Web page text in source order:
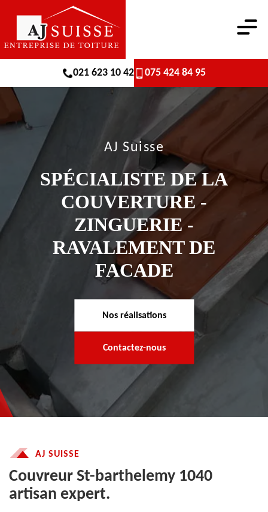
021 623 10 42 075 424 84 95
AJ Suisse
SPÉCIALISTE DE LA
COUVERTURE -
ZINGUERIE -
RAVALEMENT DE
FACADE
Nos réalisations
Contactez-nous
AJ SUISSE
Couvreur St-barthelemy 1040
artisan expert.